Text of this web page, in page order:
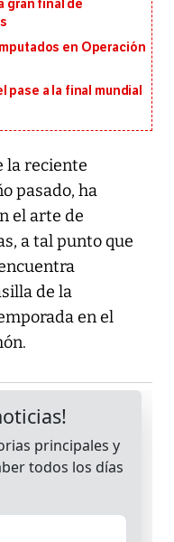
gran final de
en Operación
pase a la final mundial
la reciente
pasado, ha
el arte de
a tal punto que
de la
en el